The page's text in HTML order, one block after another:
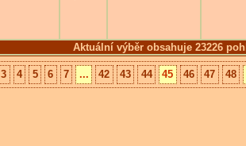
Aktuální výběr obsahuje 23226
3 4 5 6 7 ... 42 43 44 45 46 47 48